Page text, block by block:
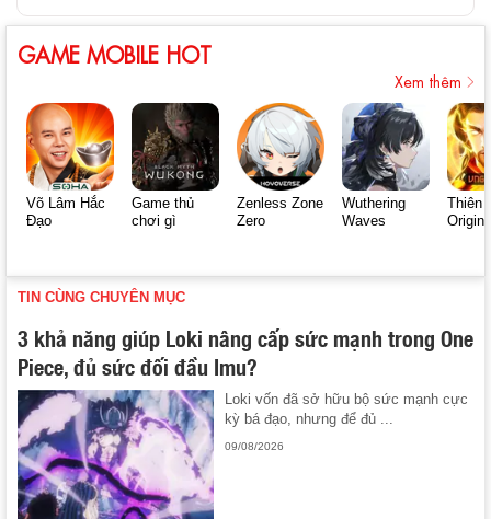
GAME MOBILE HOT
Xem thêm
Võ Lâm Hắc
Đạo
Game thủ
chơi gì
Zenless Zone
Zero
Wuthering
Waves
Thiên
Origin
TIN CÙNG CHUYÊN MỤC
3 khả năng giúp Loki nâng cấp sức mạnh trong One
Piece, đủ sức đối đầu Imu?
Loki vốn đã sở hữu bộ sức mạnh cực
kỳ bá đạo, nhưng để đủ ...
09/08/2026